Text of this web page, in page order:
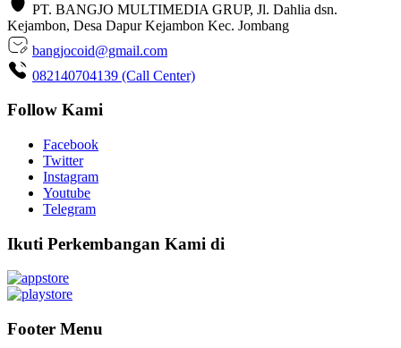
PT. BANGJO MULTIMEDIA GRUP, Jl. Dahlia dsn.
Kejambon, Desa Dapur Kejambon Kec. Jombang
bangjocoid@gmail.com
082140704139 (Call Center)
Follow Kami
Facebook
Twitter
Instagram
Youtube
Telegram
Ikuti Perkembangan Kami di
Footer Menu